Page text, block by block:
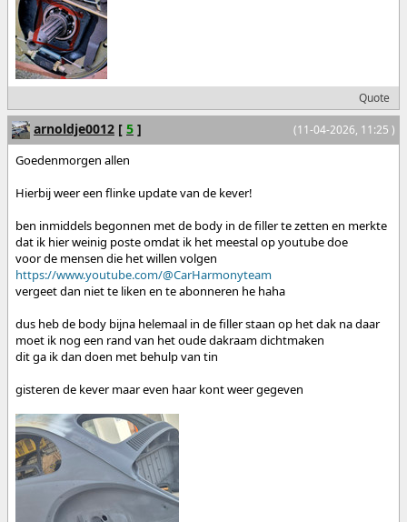
Quote
(11-04-2026, 11:25 )
arnoldje0012 [ 5 ]
Goedenmorgen allen
Hierbij weer een flinke update van de kever!
ben inmiddels begonnen met de body in de filler te zetten en merkte
dat ik hier weinig poste omdat ik het meestal op youtube doe
voor de mensen die het willen volgen
https://www.youtube.com/@CarHarmonyteam
vergeet dan niet te liken en te abonneren he haha
dus heb de body bijna helemaal in de filler staan op het dak na daar
moet ik nog een rand van het oude dakraam dichtmaken
dit ga ik dan doen met behulp van tin
gisteren de kever maar even haar kont weer gegeven